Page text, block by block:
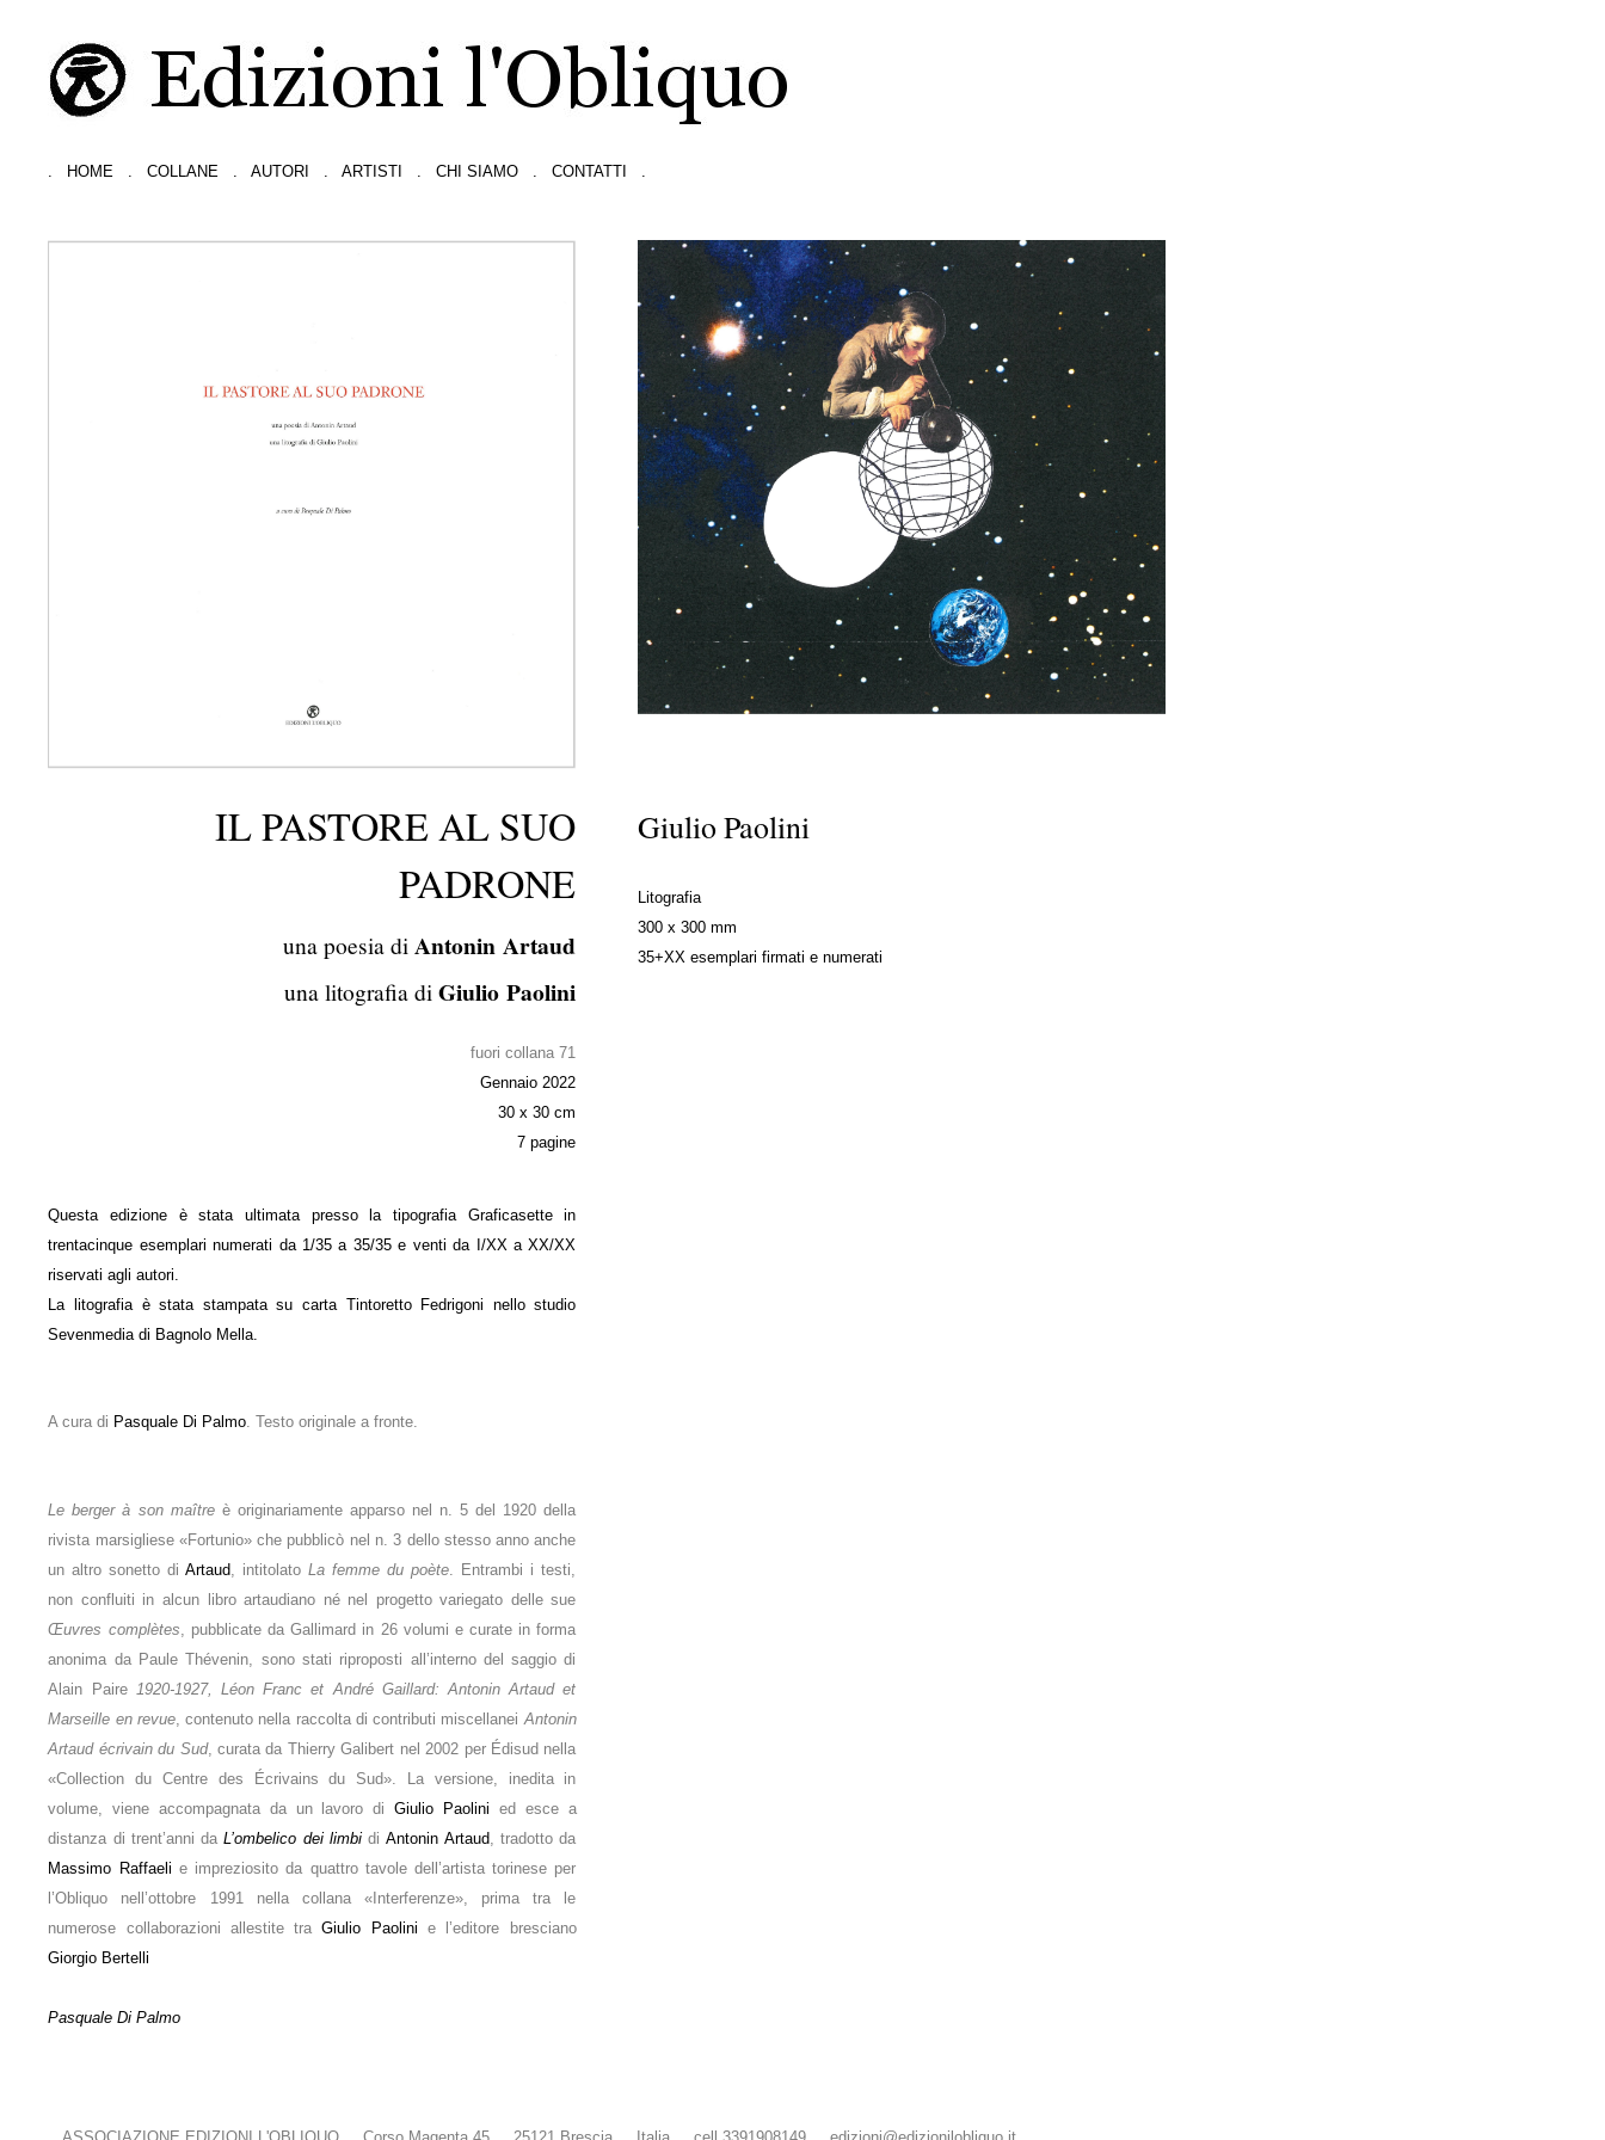
. HOME . COLLANE . AUTORI . ARTISTI . CHI SIAMO . CONTATTI .
IL PASTORE AL SUO
PADRONE
una poesia di Antonin Artaud
una litografia diGiulio Paolini
fuori collana 71
Gennaio 2022
30 x 30 cm
7 pagine
Questa edizione è stata ultimata presso la tipografia Graficasette in
trentacinque esemplari numerati da 1/35 a 35/35 e venti da I/XX a XX/XX
riservati agli autori.
La litografia è stata stampata su carta Tintoretto Fedrigoni nello studio
Sevenmedia di Bagnolo Mella.
A cura di Pasquale Di Palmo. Testo originale a fronte.
Le berger à son maîtreè originariamente apparso nel n. 5 del 1920 della
rivista marsigliese «Fortunio» che pubblicò nel n. 3 dello stesso anno anche
un altro sonetto diArtaud, intitolatoLa femme du poète. Entrambi i testi,
non confluiti in alcun libro artaudiano né nel progetto variegato delle sue
Œuvres complètes, pubblicate da Gallimard in 26 volumi e curate in forma
anonima da Paule Thévenin, sono stati riproposti all’interno del saggio di
Alain Paire 1920-1927, Léon Franc et André Gaillard: Antonin Artaud et
Marseille en revue, contenuto nella raccolta di contributi miscellaneiAntonin
Artaud écrivain du Sud, curata da Thierry Galibert nel 2002 per Édisud nella
«Collection du Centre des Écrivains du Sud». La versione, inedita in
volume, viene accompagnata da un lavoro diGiulio Paolini ed esce a
distanza di trent’anni daL’ombelico dei limbi di Antonin Artaud, tradotto da
Massimo Raffaeli e impreziosito da quattro tavole dell’artista torinese per
l’Obliquo nell’ottobre 1991 nella collana «Interferenze», prima tra le
numerose collaborazioni allestite traGiulio Paolini e l’editore bresciano
Giorgio Bertelli
Pasquale Di Palmo
Giulio Paolini
Litografia
300 x 300 mm
35+XX esemplari firmati e numerati